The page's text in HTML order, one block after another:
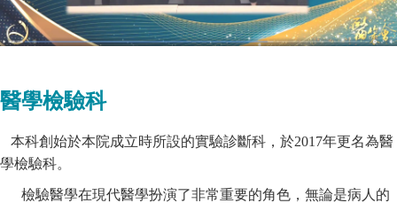
醫學檢驗科
本科創始於本院成立時所設的實驗診斷科，於2017年更名為醫
學檢驗科。
檢驗醫學在現代醫學扮演了非常重要的角色，無論是病人的